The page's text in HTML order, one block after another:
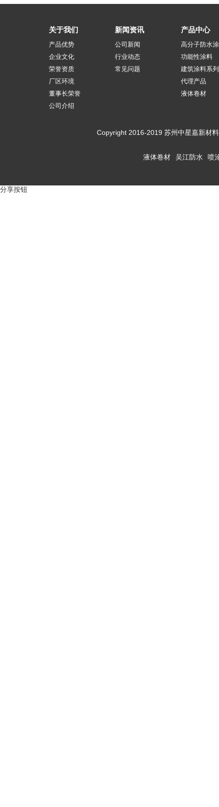
关于我们
产品优势
企业文化
荣誉资质
厂区环境
董事长荣誉
公司介绍
新闻资讯
公司新闻
行业动态
常见问题
产品中心
高分子防水
功能性涂料
建筑涂料系列
代理产品
液体卷材
Copyright 2016-2019 苏州中星嘉新材
液体卷材 吴江防水 喷
分享按钮